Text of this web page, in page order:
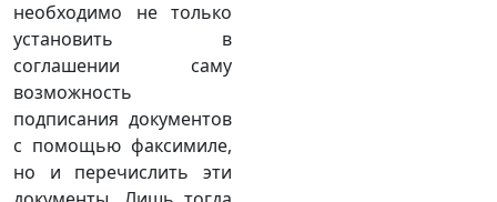
необходимо не только
установить в
соглашении саму
возможность
подписания документов
с помощью факсимиле,
но и перечислить эти